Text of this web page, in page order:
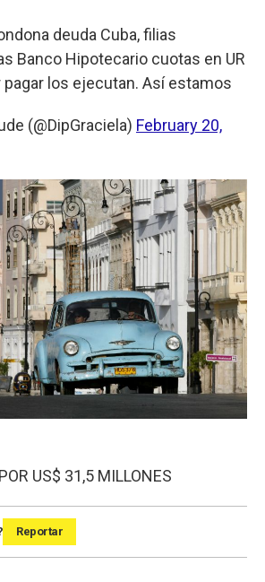
deuda Cuba, filias
Banco Hipotecario cuotas en UR
los ejecutan. Así estamos
(@DipGraciela) February 20,
US$ 31,5 MILLONES
Reportar